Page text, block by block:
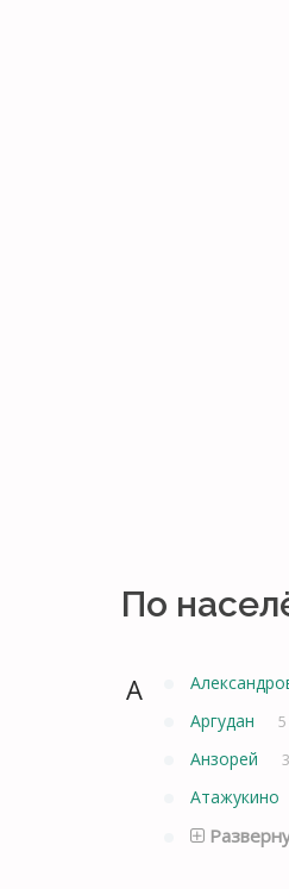
По
А
Аргудан 5
Анзорей 3
Атажукино